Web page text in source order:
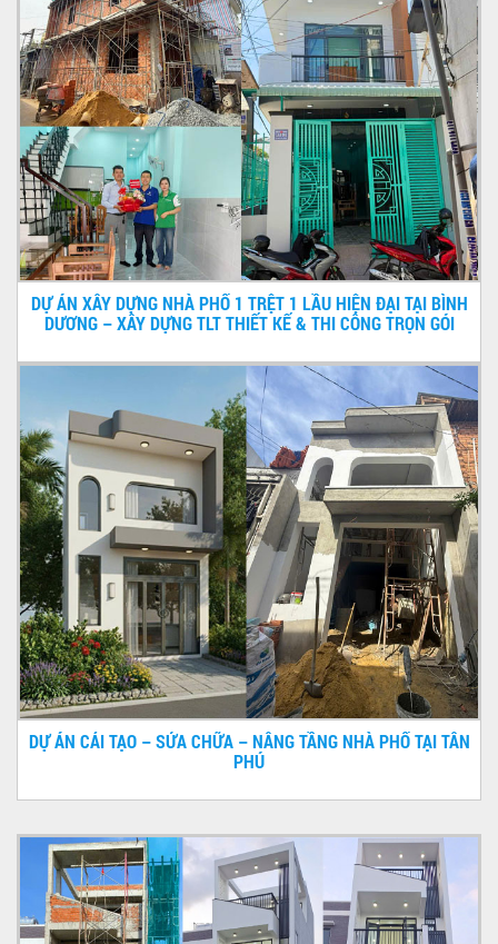
DỰ ÁN XÂY DỰNG NHÀ PHỐ 1 TRỆT 1 LẦU HIỆN ĐẠI TẠI BÌNH
DƯƠNG – XÂY DỰNG TLT THIẾT KẾ & THI CÔNG TRỌN GÓI
DỰ ÁN CẢI TẠO – SỬA CHỮA – NÂNG TẦNG NHÀ PHỐ TẠI TÂN
PHÚ